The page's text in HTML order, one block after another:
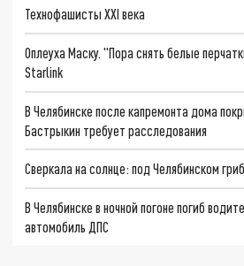
Технофашисты XXI века
Оплеуха Маску. "Пора снять белые
Starlink
В Челябинске после капремонта дома
Бастрыкин требует расследования
Сверкала на солнце: под Челябинском
В Челябинске в ночной погоне погиб
автомобиль ДПС